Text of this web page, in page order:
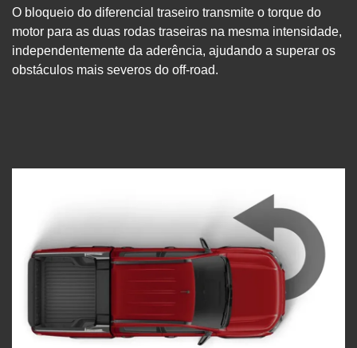
O bloqueio do diferencial traseiro transmite o torque do
motor para as duas rodas traseiras na mesma intensidade,
independentemente da aderência, ajudando a superar os
obstáculos mais severos do off-road.